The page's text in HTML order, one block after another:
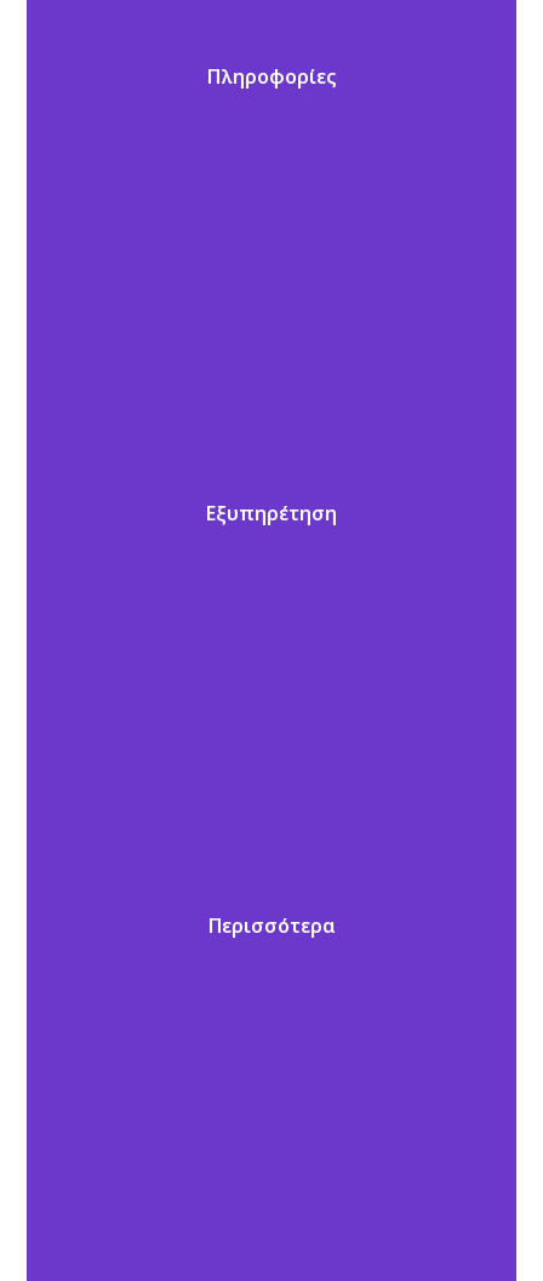
Πληροφορίες
Εξυπηρέτηση
Περισσότερα